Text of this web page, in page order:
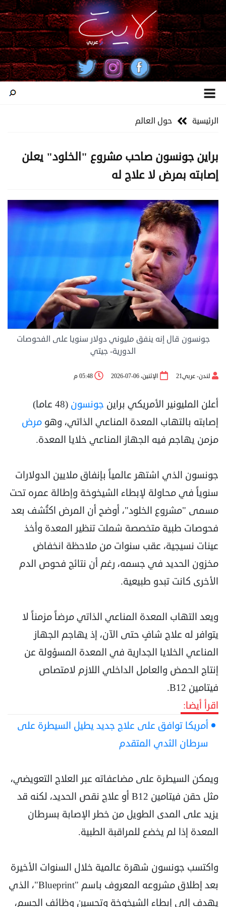
الرئيسية حول العالم
براين جونسون صاحب مشروع "الخلود" يعلن
إصابته بمرض لا علاج له
جونسون قال إنه ينفق مليوني دولار سنويا على الفحوصات
الدورية- جيتي
لندن- عربي21 الإثنين، 06-07-2026 05:48 م
أعلن المليونير الأمريكي براين جونسون
(48 عاما)
إصابته بالتهاب المعدة المناعي الذاتي، وهو مرض
مزمن يهاجم فيه الجهاز المناعي خلايا المعدة.
جونسون الذي اشتهر عالمياً بإنفاق ملايين الدولارات
سنوياً في محاولة لإبطاء الشيخوخة وإطالة عمره تحت
مسمى "مشروع الخلود"، أوضح أن المرض اكتُشف بعد
فحوصات طبية متخصصة شملت تنظير المعدة وأخذ
عينات نسيجية، عقب سنوات من ملاحظة انخفاض
مخزون الحديد في جسمه، رغم أن نتائج فحوص الدم
الأخرى كانت تبدو طبيعية.
ويعد التهاب المعدة المناعي الذاتي مرضاً مزمناً لا
يتوافر له علاج شافٍ حتى الآن، إذ يهاجم الجهاز
المناعي الخلايا الجدارية في المعدة المسؤولة عن
إنتاج الحمض والعامل الداخلي اللازم لامتصاص
فيتامين B12.
اقرأ أيضا:
أمريكا توافق على علاج جديد يطيل السيطرة على
سرطان الثدي المتقدم
ويمكن السيطرة على مضاعفاته عبر العلاج التعويضي،
مثل حقن فيتامين B12 أو علاج نقص الحديد، لكنه قد
يزيد على المدى الطويل من خطر الإصابة بسرطان
المعدة إذا لم يخضع للمراقبة الطبية.
واكتسب جونسون شهرة عالمية خلال السنوات الأخيرة
بعد إطلاق مشروعه المعروف باسم "Blueprint"، الذي
يهدف إلى إبطاء الشيخوخة وتحسين وظائف الجسم،